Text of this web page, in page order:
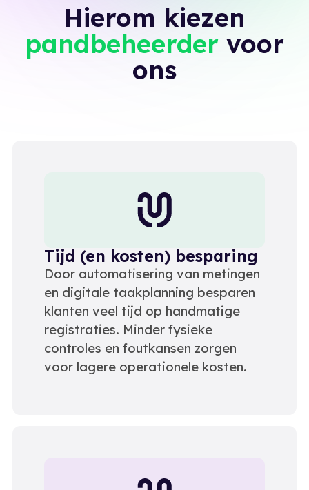
Hierom kiezen
pandbeheerder voor
ons
Tijd (en kosten) besparing
Door automatisering van metingen
en digitale taakplanning besparen
klanten veel tijd op handmatige
registraties. Minder fysieke
controles en foutkansen zorgen
voor lagere operationele kosten.